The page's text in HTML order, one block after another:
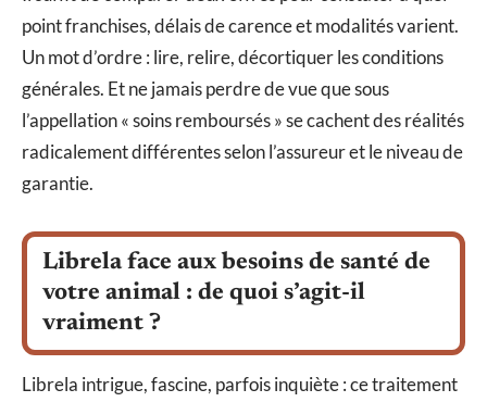
point franchises, délais de carence et modalités varient.
Un mot d’ordre : lire, relire, décortiquer les conditions
générales. Et ne jamais perdre de vue que sous
l’appellation « soins remboursés » se cachent des réalités
radicalement différentes selon l’assureur et le niveau de
garantie.
Librela face aux besoins de santé de
votre animal : de quoi s’agit-il
vraiment ?
Librela intrigue, fascine, parfois inquiète : ce traitement